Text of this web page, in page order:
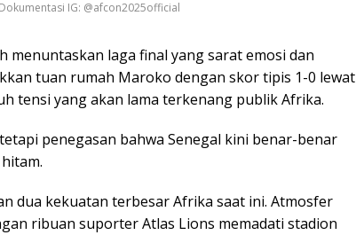
IG: @afcon2025official
menuntaskan laga final yang sarat emosi dan
tuan rumah Maroko dengan skor tipis 1-0 lewat
tensi yang akan lama terkenang publik Afrika.
penegasan bahwa Senegal kini benar-benar
dua kekuatan terbesar Afrika saat ini. Atmosfer
ribuan suporter Atlas Lions memadati stadion